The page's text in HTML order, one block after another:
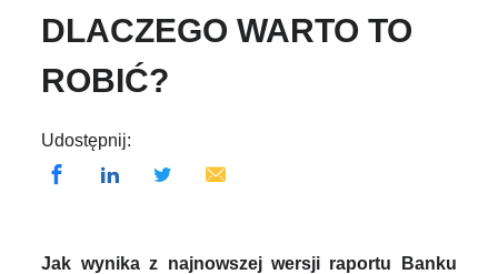
DLACZEGO WARTO TO
ROBIĆ?
Udostępnij:
Jak wynika z najnowszej wersji raportu Banku